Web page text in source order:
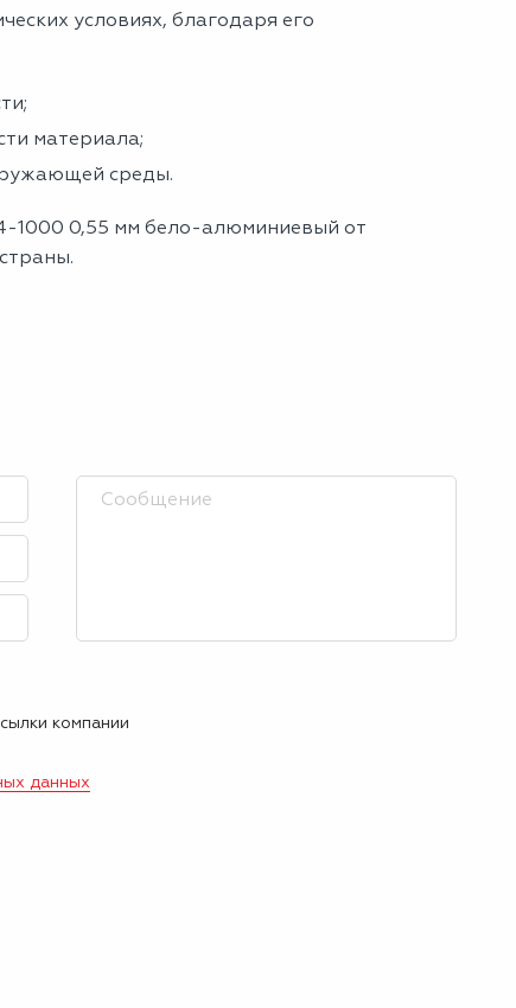
условиях, благодаря его
материала;
среды.
1000 0,55 мм бело-алюминиевый от
компании
данных